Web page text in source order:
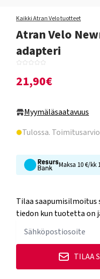
Kaikki Atran Velo tuotteet
Atran Velo
adapteri
21,90€
Myymäläsaatavuus
Tulossa.
Maksa 10 €/kk
Tilaa
tiedon kun tuotetta on
TILAA